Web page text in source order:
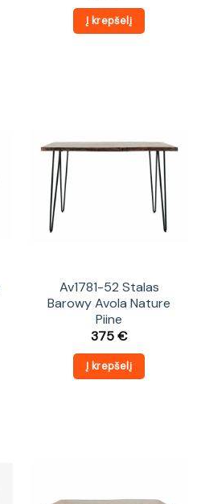
Į krepšelį
Av1781-52 Stalas
Barowy Avola Nature
Piine
375€
Į krepšelį